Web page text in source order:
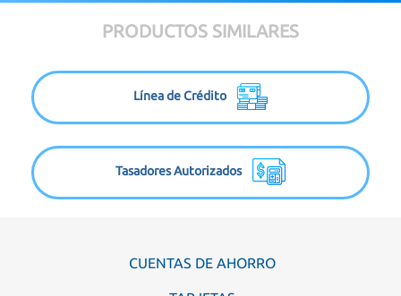
PRODUCTOS SIMILARES
Línea de Crédito
Tasadores Autorizados
CUENTAS DE AHORRO